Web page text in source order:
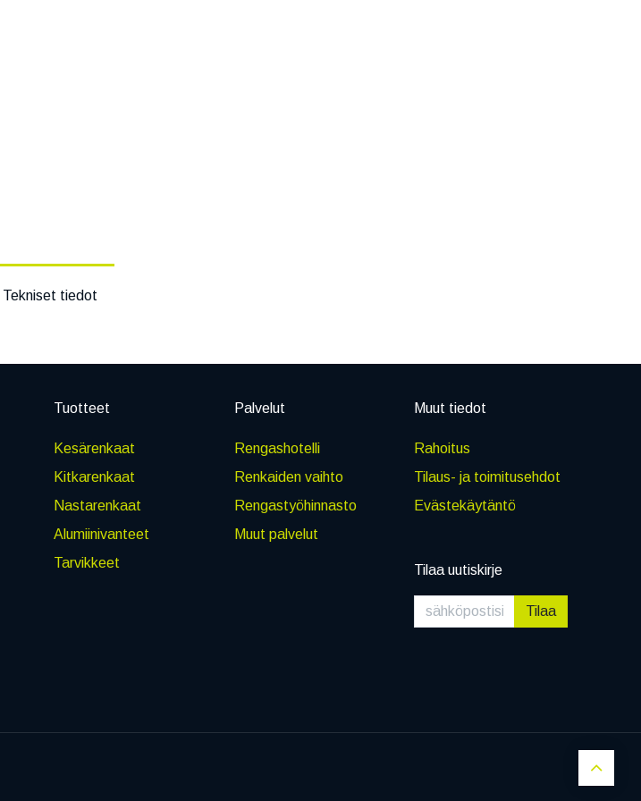
Tekniset tiedot
Tuotteet
Kesärenkaat
Kitkarenkaat
Nastarenkaat
Alumiinivanteet
Tarvikkeet
Palvelut
Rengashotelli
Renkaiden vaihto
Rengastyöhinnasto
Muut palvelut
Muut tiedot
Rahoitus
Tilaus- ja toimitusehdot
Evästekäytäntö
Tilaa uutiskirje
Tilaa